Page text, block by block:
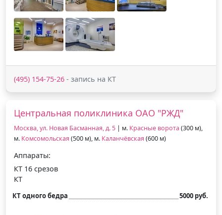
(495) 154-75-26 - запись на КТ
Центральная поликлиника ОАО "РЖД"
Москва, ул. Новая Басманная, д. 5 | м. Красные ворота (300 м),
м. Комсомольская (500 м), м. Каланчёвская (600 м)
Аппараты:
КТ 16 срезов
КТ
КТ одного бедра 5000 руб.